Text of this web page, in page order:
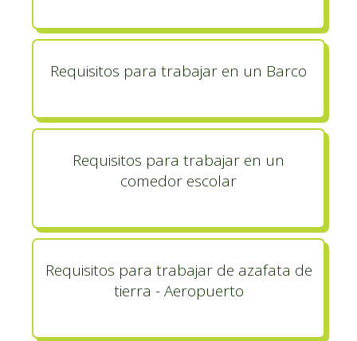
Requisitos para trabajar en un Barco
Requisitos para trabajar en un
comedor escolar
Requisitos para trabajar de azafata de
tierra - Aeropuerto